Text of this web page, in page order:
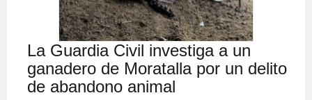
La Guardia Civil investiga a un
ganadero de Moratalla por un delito
de abandono animal